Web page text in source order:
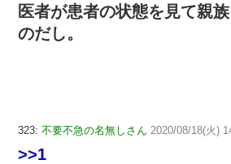
医者が患者の状態を見て親
のだし。
323: 不要不急の名無しさん 2020/08/18(火)
>>1